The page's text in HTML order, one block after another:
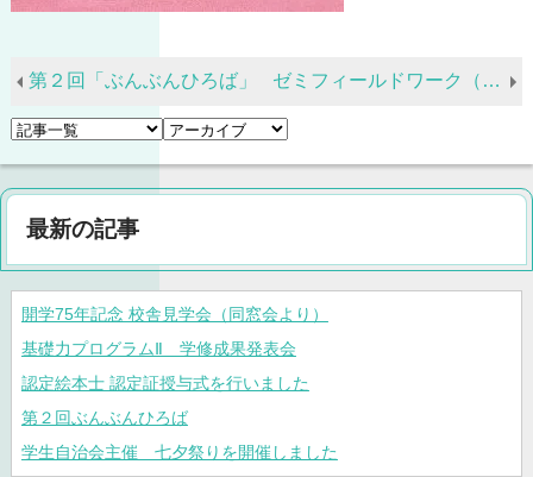
第２回「ぶんぶんひろば」 ゼミフィールドワーク（源氏ゼミ）to 京都府宇治市
最新の記事
開学75年記念 校舎見学会（同窓会より）
基礎力プログラムⅡ 学修成果発表会
認定絵本士 認定証授与式を行いました
第２回ぶんぶんひろば
学生自治会主催 七夕祭りを開催しました